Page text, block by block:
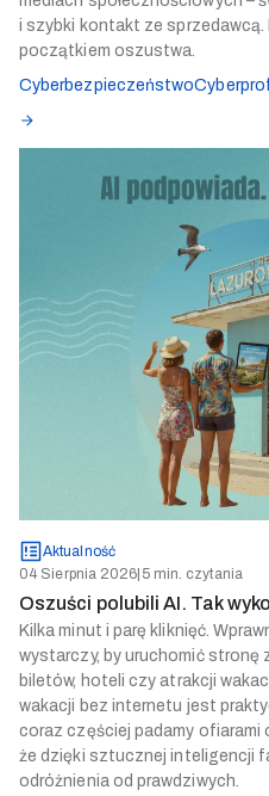
i szybki kontakt ze
początkiem oszustwa.
Cyberbezpieczeństwo
Aktualność
04 Sierpnia 2026 5 min. czytania
Oszuści polubili AI. Tak
Kilka minut i parę kliknięć.
wystarczy, by uruchomić stronę
biletów, hoteli czy atrakcji
wakacji bez internetu jest
coraz częściej padamy ofiarami
że dzięki sztucznej inteligencji
odróżnienia od prawdziwych.